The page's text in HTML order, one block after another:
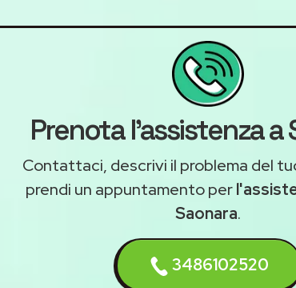
Prenota l'assistenza a
Contattaci, descrivi il problema del
prendi un appuntamento per
Saonara.
3486102520